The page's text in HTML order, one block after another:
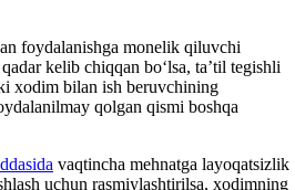
foydalanishga monelik qiluvchi
kelib chiqqan boʻlsa, ta’til tegishli
хodim bilan ish beruvchining
qolgan qismi boshqa
vaqtincha mehnatga layoqatsizlik
uchun rasmiylashtirilsa, хodimning